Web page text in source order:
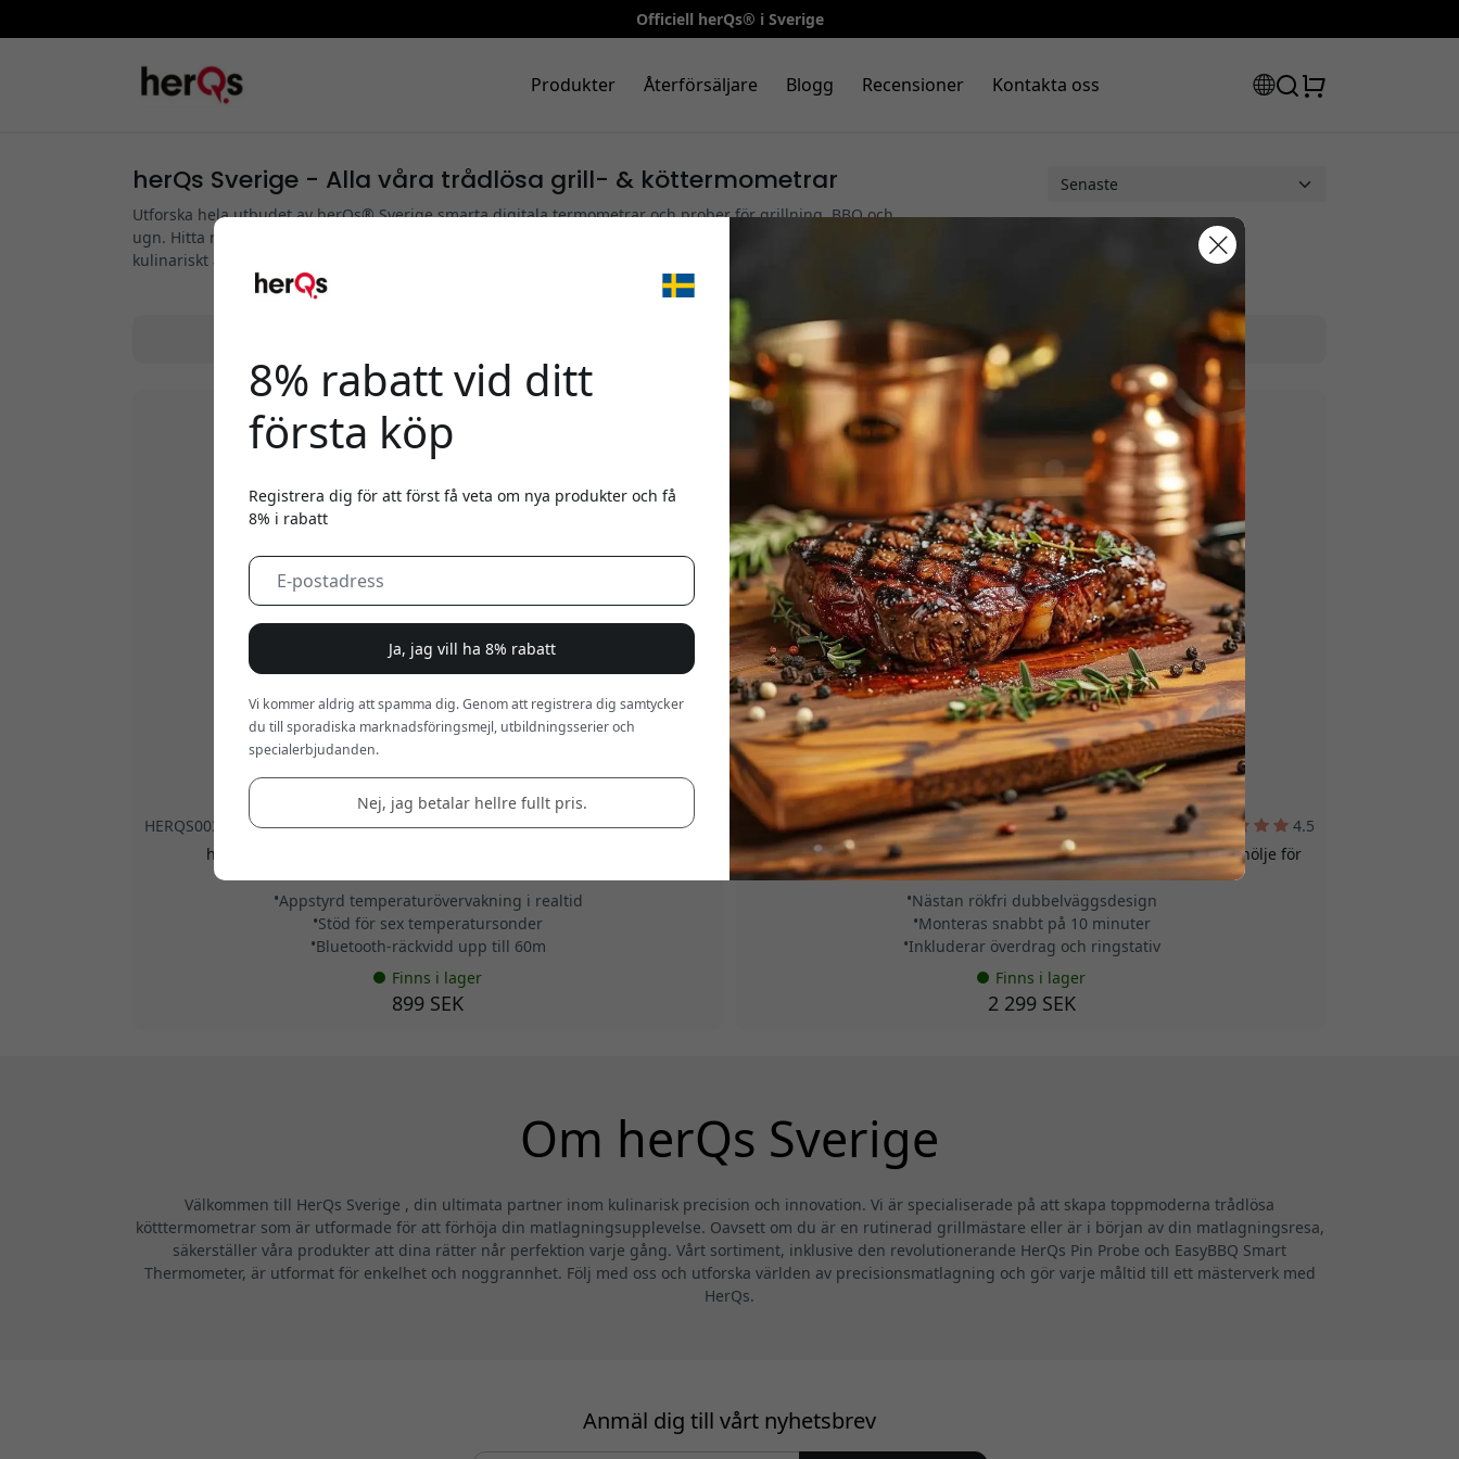
Officiell herQs® i Sverige
Produkter Återförsäljare Blogg Recensioner Kontakta oss
herQs Sverige - Alla våra trådlösa grill- & köttermometrar
Utforska hela utbudet av herQs® Sverige smarta digitala termometrar och prober för grillning, BBQ och
ugn. Hitta rätt trådlös kötttermometer med snabb sensorteknik och exakt temperaturkontroll för varje
kulinariskt äventyr.
Termometrar och mätinstrument
HERQS003
5.0
herQs kupoltermometer med Bluetooth, app och stöd för sex
Appstyrd temperaturövervakning i realtid
Stöd för sex temperatursonder
Bluetooth-räckvidd upp till 60m
Finns i lager
899 SEK
HERQS902
4.5
herQs Cozy rökfri eldstad i rostfritt stål med ringstativ och skyddshölje för
uteplatsen med dubbelväggsdesign - Silver
Nästan rökfri dubbelväggsdesign
Monteras snabbt på 10 minuter
Inkluderar överdrag och ringstativ
Finns i lager
2 299 SEK
Om herQs Sverige
Välkommen till HerQs Sverige , din ultimata partner inom kulinarisk precision och innovation. Vi är specialiserade på att skapa toppmoderna trådlösa
kötttermometrar som är utformade för att förhöja din matlagningsupplevelse. Oavsett om du är en rutinerad grillmästare eller är i början av din matlagningsresa,
säkerställer våra produkter att dina rätter når perfektion varje gång. Vårt sortiment, inklusive den revolutionerande HerQs Pin Probe och EasyBBQ Smart
Thermometer, är utformat för enkelhet och noggrannhet. Följ med oss och utforska världen av precisionsmatlagning och gör varje måltid till ett mästerverk med
HerQs.
Anmäl dig till vårt nyhetsbrev
8% rabatt vid ditt
första köp
Registrera dig för att först få veta om nya produkter och få
8% i rabatt
Ja, jag vill ha 8% rabatt
Vi kommer aldrig att spamma dig. Genom att registrera dig samtycker
du till sporadiska marknadsföringsmejl, utbildningsserier och
specialerbjudanden.
Nej, jag betalar hellre fullt pris.
Använd denna kod i kassan för att få 8% rabatt.